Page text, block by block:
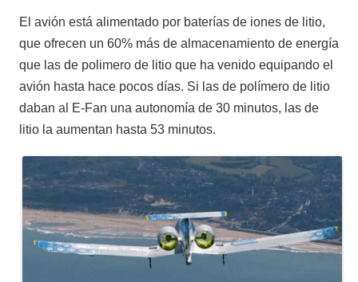
El avión está alimentado por baterías de iones de litio,
que ofrecen un 60% más de almacenamiento de energía
que las de polimero de litio que ha venido equipando el
avión hasta hace pocos días. Si las de polímero de litio
daban al E-Fan una autonomía de 30 minutos, las de
litio la aumentan hasta 53 minutos.